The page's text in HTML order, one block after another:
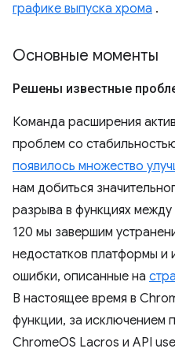
графике выпуска хрома .
Основные моменты
Решены известные
Команда расширения
проблем со
появилось множество
нам добиться
разрыва в функциях
120 мы завершим
недостатков платформы и
ошибки, описанные на
В настоящее время в
функции, за исключением
ChromeOS Lacros и API